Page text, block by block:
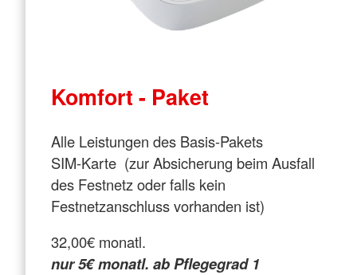
Komfort - Paket
Alle Leistungen des Basis-Pakets
SIM-Karte (zur Absicherung beim Ausfall
des Festnetz oder falls kein
Festnetzanschluss vorhanden ist)
32,00€ monatl.
nur 5€ monatl. ab Pflegegrad 1